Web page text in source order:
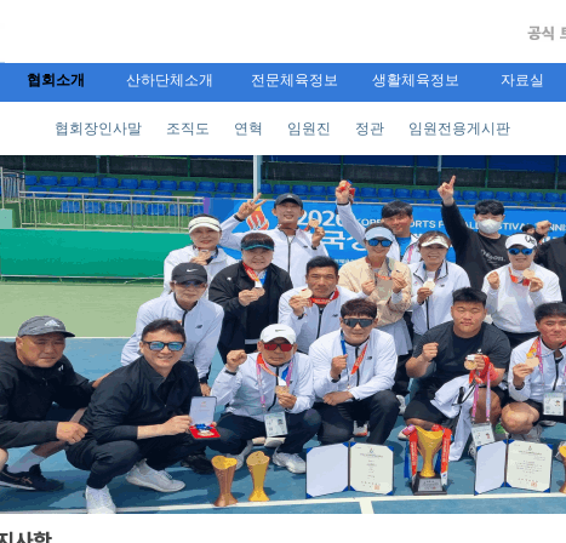
협회소개 산하단체소개 전문체육정보 생활체육정보 자료실
협회장인사말 조직도 연혁 임원진 정관 임원전용게시판